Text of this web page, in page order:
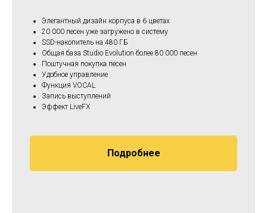
Элегантный дизайн корпуса в 6 цветах
20 000 песен уже загружено в систему
SSD-накопитель на 480 ГБ
Общая база Studio Evolution более 80 000 песен
Поштучная покупка песен
Удобное управление
Функция VOCAL
Запись выступлений
Эффект LiveFX
Подробнее